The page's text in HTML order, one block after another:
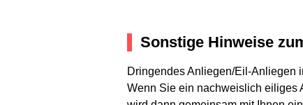
Sonstige Hinweise
Dringendes Anliegen/Eil-Anliegen
Wenn Sie ein nachweislich eiliges